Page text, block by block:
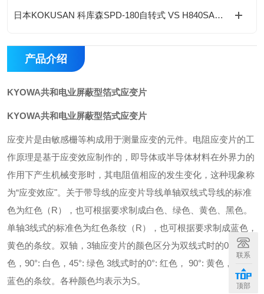
日本KOKUSAN 科库森SPD-180自转式 VS H840SA对向式远心干燥机 全解析
产品介绍
KYOWA共和电业屏蔽型箔式应变片
KYOWA共和电业屏蔽型箔式应变片
应变片是由敏感栅等构成用于测量应变的元件。电阻应变片的工
作原理是基于应变效应制作的，即导体或半导体材料在外界力的
作用下产生机械变形时，其电阻值相应的发生变化，这种现象称
为“应变效应"。关于带导线的应变片导线单轴双线式导线的标准
色为红色（R），也可根据要求制成白色、绿色、黄色、黑色。
单轴3线式的标准色为红色条纹（R），也可根据要求制成蓝色，
黄色的条纹。双轴，3轴应变片的颜色区分为双线式时的0°: 红
色，90°: 白色，45°: 绿色 3线式时的0°: 红色， 90°: 黄色，45°:
蓝色的条纹。各种颜色均表示为S。
联系
顶部